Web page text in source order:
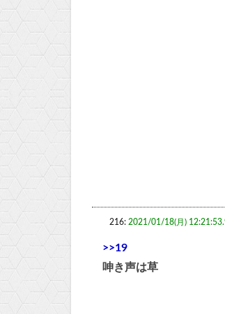
216: 2021/01/18(月)
>>19
呻き声は草